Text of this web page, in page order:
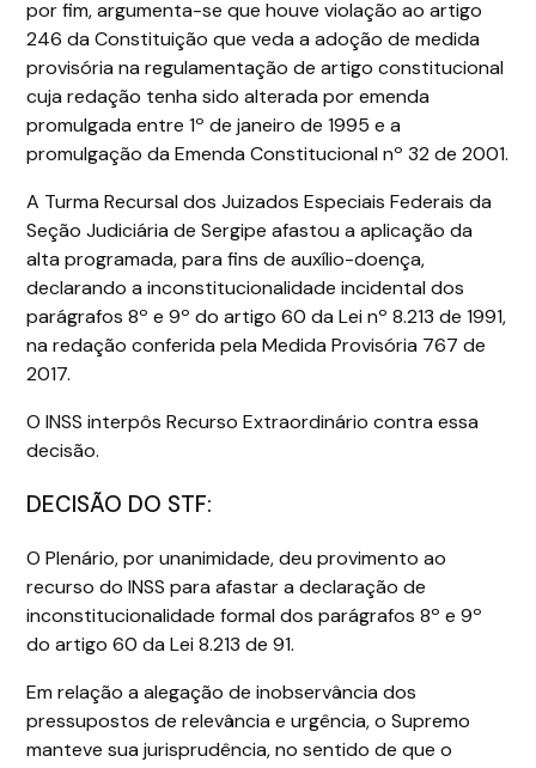
por fim, argumenta-se que houve violação ao artigo
246 da Constituição que veda a adoção de medida
provisória na regulamentação de artigo constitucional
cuja redação tenha sido alterada por emenda
promulgada entre 1º de janeiro de 1995 e a
promulgação da Emenda Constitucional nº 32 de 2001.
A Turma Recursal dos Juizados Especiais Federais da
Seção Judiciária de Sergipe afastou a aplicação da
alta programada, para fins de auxílio-doença,
declarando a inconstitucionalidade incidental dos
parágrafos 8º e 9º do artigo 60 da Lei nº 8.213 de 1991,
na redação conferida pela Medida Provisória 767 de
2017.
O INSS interpôs Recurso Extraordinário contra essa
decisão.
DECISÃO DO STF:
O Plenário, por unanimidade, deu provimento ao
recurso do INSS para afastar a declaração de
inconstitucionalidade formal dos parágrafos 8º e 9º
do artigo 60 da Lei 8.213 de 91.
Em relação a alegação de inobservância dos
pressupostos de relevância e urgência, o Supremo
manteve sua jurisprudência, no sentido de que o